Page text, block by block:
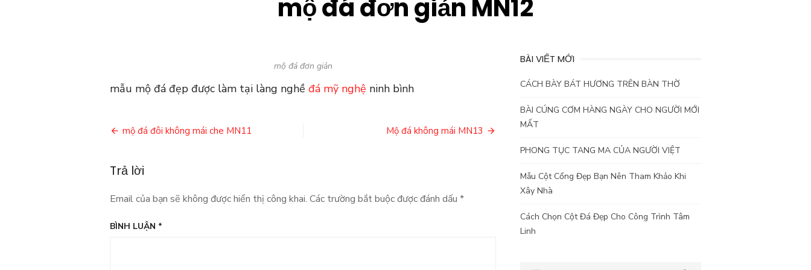
mộ đá đơn giản MN12
mộ đá đơn giản
mẫu mộ đá đẹp được làm tại làng nghề đá mỹ nghệ ninh bình
Điều
bài
viết
mộ đá đôi không mái che MN11 Mộ đá không mái MN13
Trả lời
Email của bạn sẽ không được hiển thị công khai. Các trường bắt buộc được đánh dấu *
BÌNH LUẬN *
BÀI VIẾT MỚI
CÁCH BÀY BÁT HƯƠNG TRÊN BÀN THỜ
BÀI CÚNG CƠM HÀNG NGÀY CHO NGƯỜI MỚI
MẤT
PHONG TỤC TANG MA CỦA NGƯỜI VIỆT
Mẫu Cột Cổng Đẹp Bạn Nên Tham Khảo Khi
Xây Nhà
Cách Chọn Cột Đá Đẹp Cho Công Trình Tâm
Linh